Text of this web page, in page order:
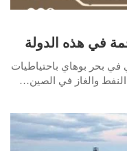
في هذه الدولة
بحر بوهاي باحتياطيات
والغاز في الصين…